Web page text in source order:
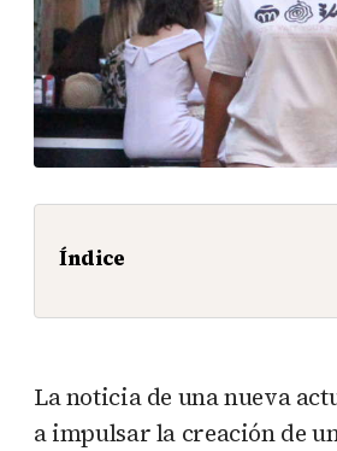
Índice
La noticia de una nueva
a impulsar la creación de